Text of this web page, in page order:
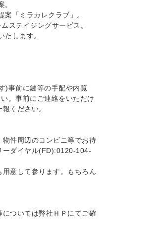
「ミラカレクラブ」。
ステイジングサービス。
たします。
)事前に鍵等の手配や内覧
。事前にご連絡をいただけ
ください。
件周辺のコンビニ等でお待
ーダイヤル(FD):0120-104-
意して参ります。もちろん
については弊社ＨＰにてご確